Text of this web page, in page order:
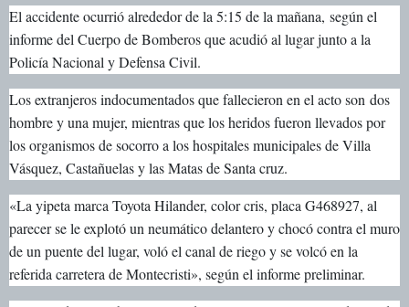
El accidente ocurrió alrededor de la 5:15 de la mañana, según el
informe del Cuerpo de Bomberos que acudió al lugar junto a la
Policía Nacional y Defensa Civil.
Los extranjeros indocumentados que fallecieron en el acto son dos
hombre y una mujer, mientras que los heridos fueron llevados por
los organismos de socorro a los hospitales municipales de Villa
Vásquez, Castañuelas y las Matas de Santa cruz.
«La yipeta marca Toyota Hilander, color cris, placa G468927, al
parecer se le explotó un neumático delantero y chocó contra el muro
de un puente del lugar, voló el canal de riego y se volcó en la
referida carretera de Montecristi», según el informe preliminar.